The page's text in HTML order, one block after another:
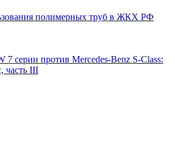
полимерных труб в ЖКХ РФ
серии против Mercedes-Benz S-Class:
часть III